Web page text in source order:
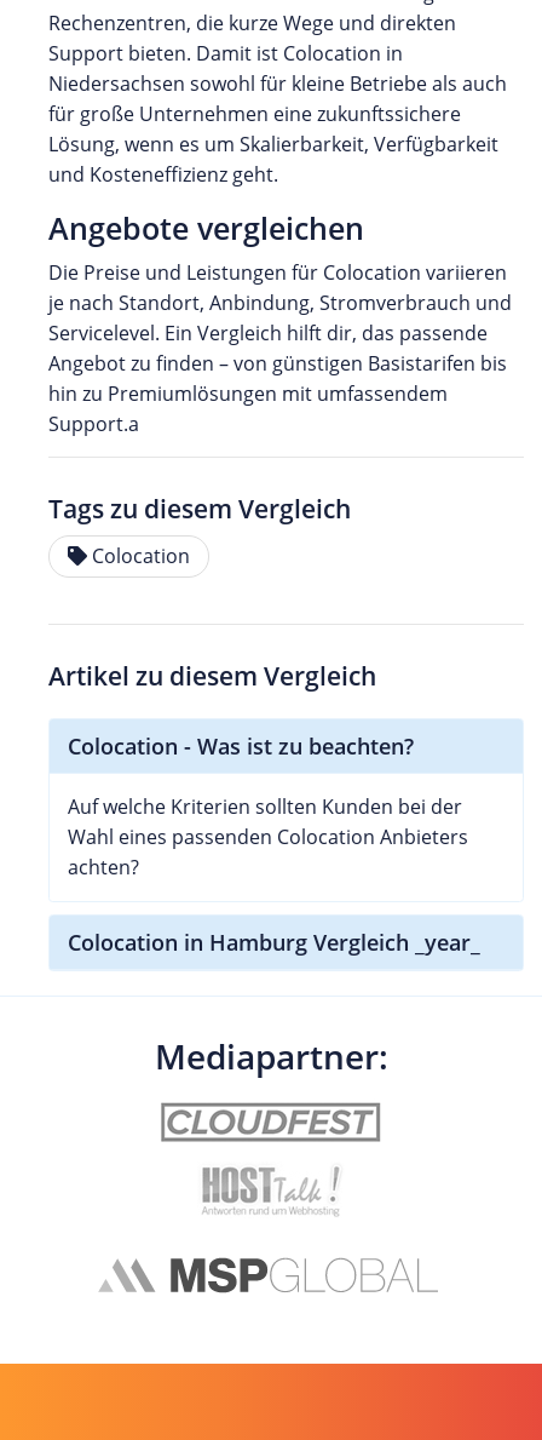
Rechenzentren, die kurze Wege und direkten
Support bieten. Damit ist Colocation in
Niedersachsen sowohl für kleine Betriebe als auch
für große Unternehmen eine zukunftssichere
Lösung, wenn es um Skalierbarkeit, Verfügbarkeit
und Kosteneffizienz geht.
Angebote vergleichen
Die Preise und Leistungen für Colocation variieren
je nach Standort, Anbindung, Stromverbrauch und
Servicelevel. Ein Vergleich hilft dir, das passende
Angebot zu finden – von günstigen Basistarifen bis
hin zu Premiumlösungen mit umfassendem
Support.a
Tags zu diesem Vergleich
Colocation
Artikel zu diesem Vergleich
Colocation - Was ist zu beachten?
Auf welche Kriterien sollten Kunden bei der
Wahl eines passenden Colocation Anbieters
achten?
Colocation in Hamburg Vergleich _year_
Mediapartner: